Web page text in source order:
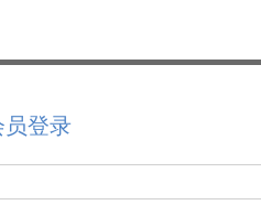
员登录